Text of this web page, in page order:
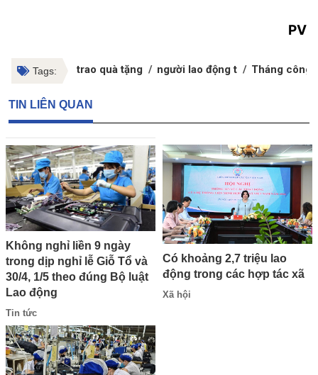
PV
Tags: trao quà tặng người lao động t Tháng công
TIN LIÊN QUAN
Không nghỉ liền 9 ngày
trong dịp nghỉ lễ Giỗ Tổ và
30/4, 1/5 theo đúng Bộ luật
Lao động
Tin tức
Có khoảng 2,7 triệu lao
động trong các hợp tác xã
Xã hội